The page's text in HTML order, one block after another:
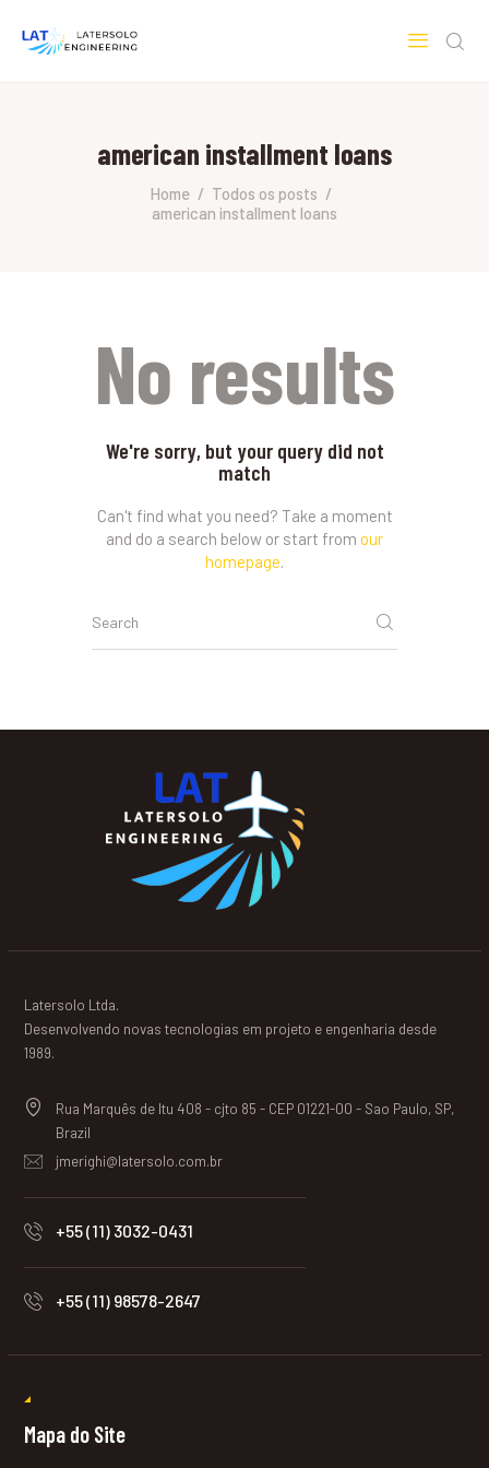
american installment loans
Home
Todos os posts
american installment loans
HOME
SOBRE A LATERSOLO
ENGINEERING
No results
We're sorry, but your query did not
match
Can't find what you need? Take a moment
and do a search below or start from our
homepage.
Latersolo Ltda.
Desenvolvendo novas tecnologias em projeto e engenharia desde
1989.
Rua Marquês de Itu 408 - cjto 85 - CEP 01221-00 - Sao Paulo, SP,
Brazil
jmerighi@latersolo.com.br
+55 (11) 3032-0431
+55 (11) 98578-2647
Mapa do Site